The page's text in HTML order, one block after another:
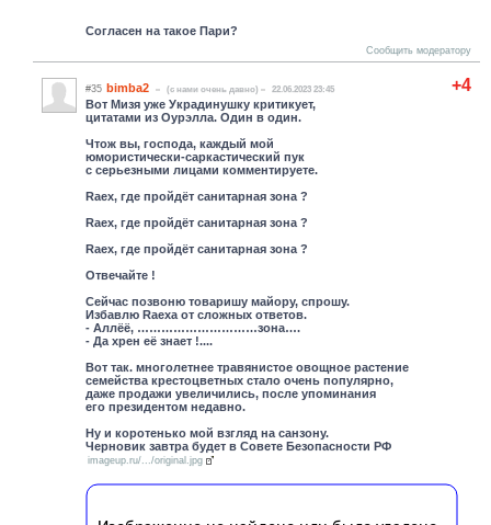
Согласен на такое Пари?
Сообщить модератору
+4
#35 bimba2 (c нами очень давно) 22.06.2023 23:45
Вот Мизя уже Украдинушку критикует,
цитатами из Оурэлла. Один в один.
Чтож вы, господа, каждый мой
юмористически-саркастический пук
с серьезными лицами комментируете.
Raex, где пройдёт санитарная зона ?
Raex, где пройдёт санитарная зона ?
Raex, где пройдёт санитарная зона ?
Отвечайте !
Сейчас позвоню товаришу майору, спрошу.
Избавлю Raexа от сложных ответов.
- Аллёё, …………………………зона….
- Да хрен её знает !....
Вот так. многолетнее травянистое овощное растение
семейства крестоцветных стало очень популярно,
даже продажи увеличились, после упоминания
его президентом недавно.
Ну и коротенько мой взгляд на санзону.
Черновик завтра будет в Совете Безопасности РФ
imageup.ru/.../original.jpg